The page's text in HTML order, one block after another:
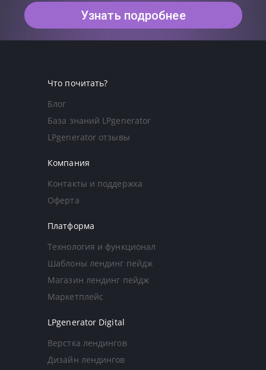
Узнать подробнее
Что почитать?
Блог
База знаний LPgenerator
LPgenerator отзывы
Компания
Контакты и поддержка
Оферта
Платформа
Технология и функционал
Шаблоны лендинг пейдж
Магазин лендинг пейдж
Маркетплейс
LPgenerator Digital
Верстка лендингов
Дизайн лендингов